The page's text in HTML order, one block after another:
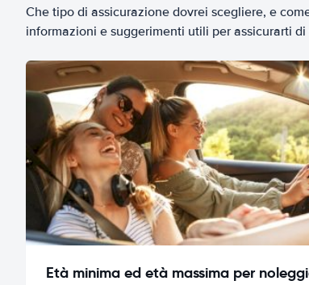
Che tipo di assicurazione dovrei scegliere, e
informazioni e suggerimenti utili per assicurarti
Età minima ed età massima per